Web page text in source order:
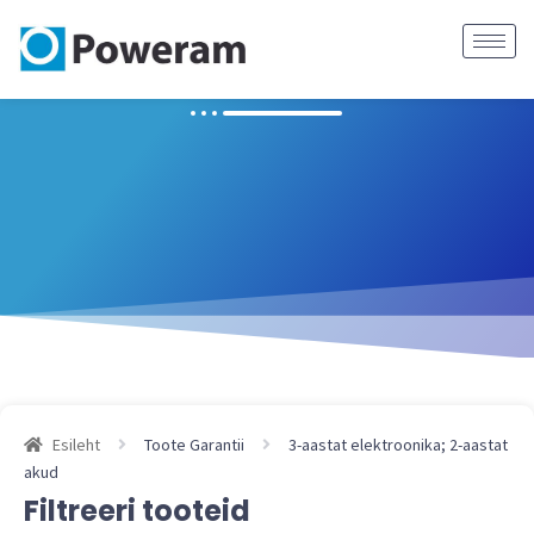
3-aastat elektroonika;
2-aastat akud
Esileht Toote Garantii
3-aastat elektroonika; 2-aastat
akud
Filtreeri tooteid